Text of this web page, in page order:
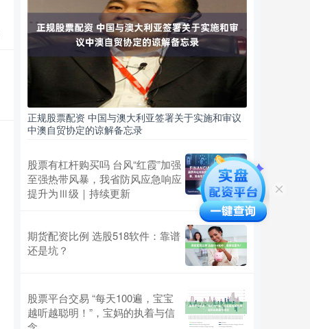
正规股票配资 中国与澳大利亚签署关于实施和审议
中澳自贸协定的谅解备忘录
股票有杠杆购买吗 台风“红霞”加强
至强热带风暴，我省防风应急响应
提升为Ⅲ级｜持续更新
期货配资比例 选股518软件：靠谱
还是坑？
股票平台交易 “每天100遍，宝宝
越听越聪明！”，宝妈的执着与信